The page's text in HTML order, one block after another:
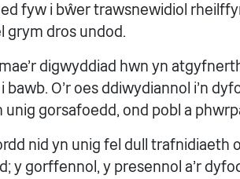
fyw i bŵer trawsnewidiol
grym dros undod.
digwyddiad hwn yn
O'r oes ddiwydiannol i'n
gorsafoedd, ond pobl a
nid yn unig fel dull trafnidiaeth
y gorffennol, y presennol a'r